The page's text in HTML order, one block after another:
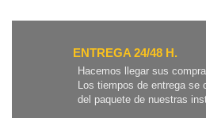
ENTREGA 24/48 H.
Hacemos llegar sus
Los tiempos de entrega se
del paquete de nuestras